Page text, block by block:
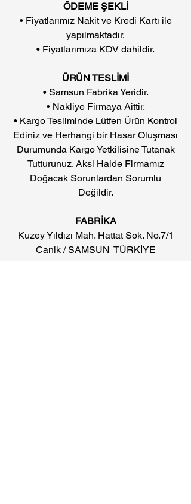
ÖDEME ŞEKLİ
• Fiyatlarımız Nakit ve Kredi Kartı ile
yapılmaktadır.
• Fiyatlarımıza KDV dahildir.
ÜRÜN TESLİMİ
• Samsun Fabrika Yeridir.
• Nakliye Firmaya Aittir.
• Kargo Tesliminde Lütfen Ürün Kontrol
Ediniz ve Herhangi bir Hasar Oluşması
Durumunda Kargo Yetkilisine Tutanak
Tutturunuz. Aksi Halde Firmamız
Doğacak Sorunlardan Sorumlu
Değildir.
FABRİKA
Kuzey Yıldızı Mah. Hattat Sok. No.7/1
Canik / SAMSUN TÜRKİYE